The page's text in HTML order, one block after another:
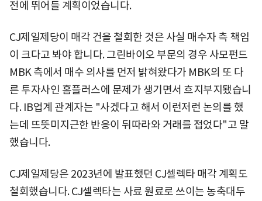
전에 뛰어들 계획이었습니다.
CJ제일제당이 매각 건을 철회한 것은 사실 매수자 측 책임
이 크다고 봐야 합니다. 그린바이오 부문의 경우 사모펀드
MBK 측에서 매수 의사를 먼저 밝혀왔다가 MBK의 또 다
른 투자사인 홈플러스에 문제가 생기면서 흐지부지됐습니
다. IB업계 관계자는 "사겠다고 해서 이런저런 논의를 했
는데 뜨뜻미지근한 반응이 뒤따라와 거래를 접었다"고 말
했습니다.
CJ제일제당은 2023년에 발표했던 CJ셀렉타 매각 계획도
철회했습니다. CJ셀렉타는 사료 원료로 쓰이는 농축대두